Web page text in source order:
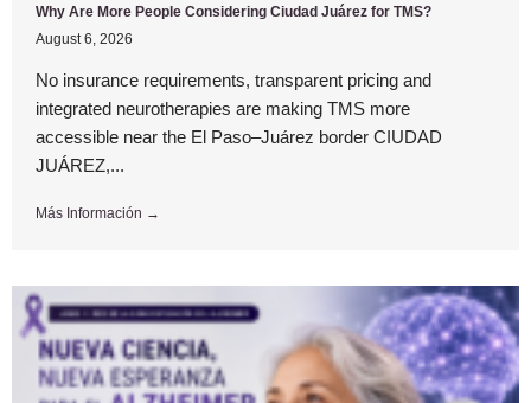
Why Are More People Considering Ciudad Juárez for TMS?
August 6, 2026
No insurance requirements, transparent pricing and
integrated neurotherapies are making TMS more
accessible near the El Paso–Juárez border CIUDAD
JUÁREZ,...
Más Información →